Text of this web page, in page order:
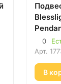
0
Арт.
В